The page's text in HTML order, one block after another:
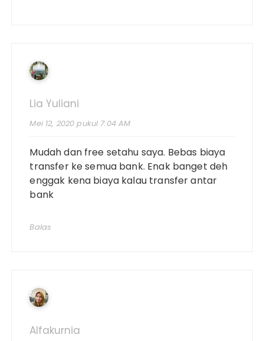
Lia Yuliani
Mei 12, 2020 pukul 7:04 AM
Mudah dan free setahu saya. Bebas biaya
transfer ke semua bank. Enak banget deh
enggak kena biaya kalau transfer antar
bank
Balas
Alfakurnia